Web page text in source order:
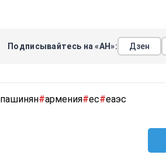
Подписывайтесь на «АН»: Дзен
пашинян#армения#ес#еаэс